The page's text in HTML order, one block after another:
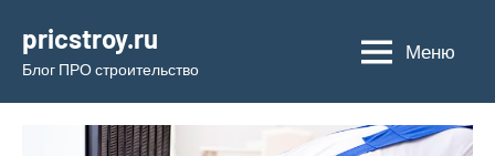
содержимому
pricstroy.ru
Блог ПРО строительство
Меню